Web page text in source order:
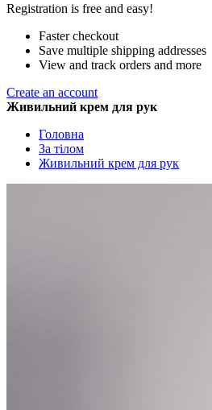
Registration is free and easy!
Faster checkout
Save multiple shipping addresses
View and track orders and more
Create an account
Живильний крем для рук
Головна
За тілом
Живильний крем для рук